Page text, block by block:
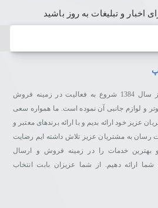
اخبار و تبلیغات به روز باشید
فروشگاه اینترنتی تکتازشاپ از سال 1384 شروع به فعالیت در زمینه فروش
و لوازم جانبی آن نموده است. ما همواره سعی
عزیز خود ارائه بدیم و با ارائه برندهای معتبر و
رسان به مشتریان عزیز تلاش داشته ایم رضایت
بهترین خدمات را در زمینه فروش و ارسال
ارائه دهیم. از شما عزیزان بابت انتخاب